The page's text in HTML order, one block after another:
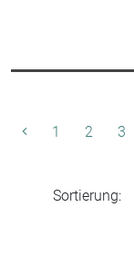
1 2 3
Sortierung: